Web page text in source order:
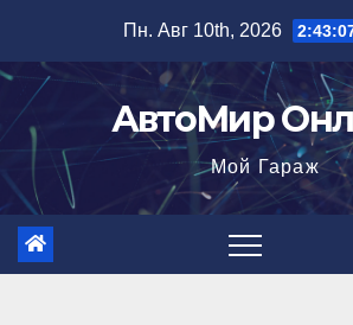
содержимому
Пн. Авг 10th, 2026
АвтоМир
Мой Гараж